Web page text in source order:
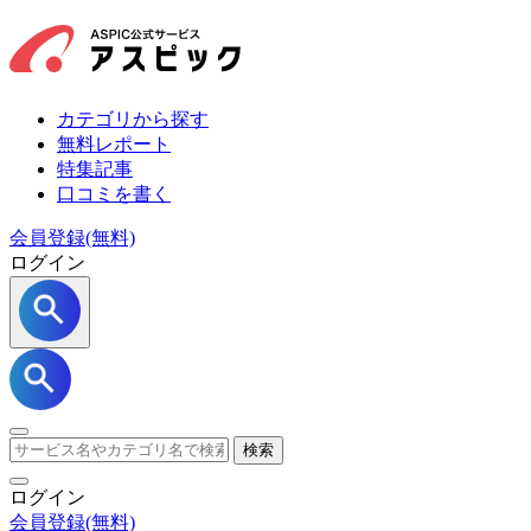
カテゴリから探す
無料レポート
特集記事
口コミを書く
会員登録(無料)
ログイン
検索
ログイン
会員登録(無料)